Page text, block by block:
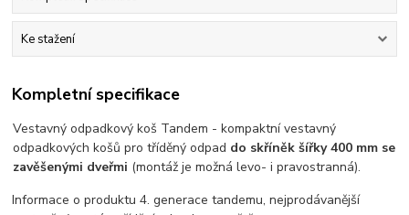
Ke stažení
Kompletní specifikace
Vestavný odpadkový koš Tandem - kompaktní vestavný
odpadkových košů pro tříděný odpad do skříněk šířky 400 mm se
zavěšenými dveřmi (montáž je možná levo- i pravostranná).
Informace o produktu 4. generace tandemu, nejprodávanější